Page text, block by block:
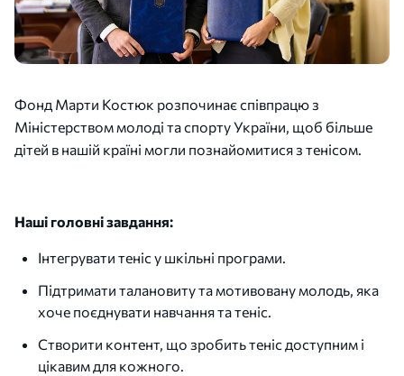
Фонд Марти Костюк розпочинає співпрацю з
Міністерством молоді та спорту України, щоб більше
дітей в нашій країні могли познайомитися з тенісом.
Наші головні завдання:
Інтегрувати теніс у шкільні програми.
Підтримати талановиту та мотивовану молодь, яка
хоче поєднувати навчання та теніс.
Створити контент, що зробить теніс доступним і
цікавим для кожного.